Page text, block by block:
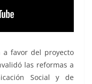
a favor del proyecto
las reformas a
Social y de